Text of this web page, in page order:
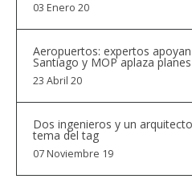
03 Enero 20
Aeropuertos: expertos
Santiago y MOP aplaza
23 Abril 20
Dos ingenieros y un
tema del tag
07 Noviembre 19